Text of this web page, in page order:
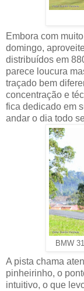
Embora com
domingo,
distribuídos em
parece loucura
traçado bem
concentração e
fica dedicado em
andar o dia todo
BMW
A pista chama
pinheirinho, o
intuitivo, o que